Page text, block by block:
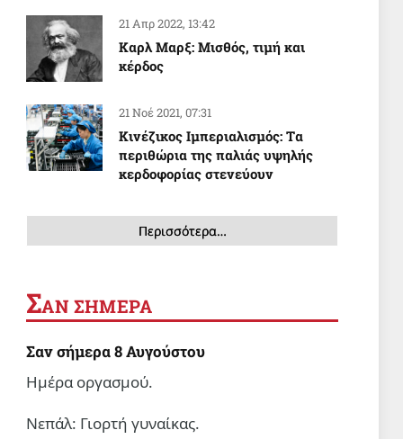
21 Απρ 2022, 13:42
Καρλ Μαρξ: Μισθός, τιμή και
κέρδος
21 Νοέ 2021, 07:31
Κινέζικος Ιμπεριαλισμός: Tα
περιθώρια της παλιάς υψηλής
κερδοφορίας στενεύουν
Περισσότερα…
ΣΑΝ ΣΗΜΕΡΑ
Σαν σήμερα 8 Αυγούστου
Ημέρα οργασμού.
Νεπάλ: Γιορτή γυναίκας.